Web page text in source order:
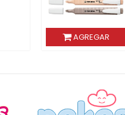
AGREGAR